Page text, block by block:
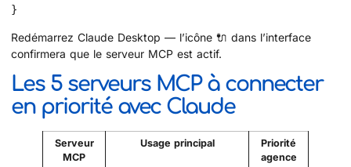
}
Redémarrez Claude Desktop — l’icône 🔌 dans l’interface
confirmera que le serveur MCP est actif.
Les 5 serveurs MCP à connecter
en priorité avec Claude
Serveur
MCP
Usage principal
Priorité
agence